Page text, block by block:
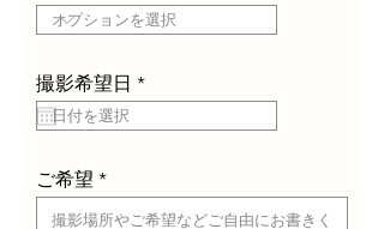
撮影希望日 *r
e
e
d
ご希望